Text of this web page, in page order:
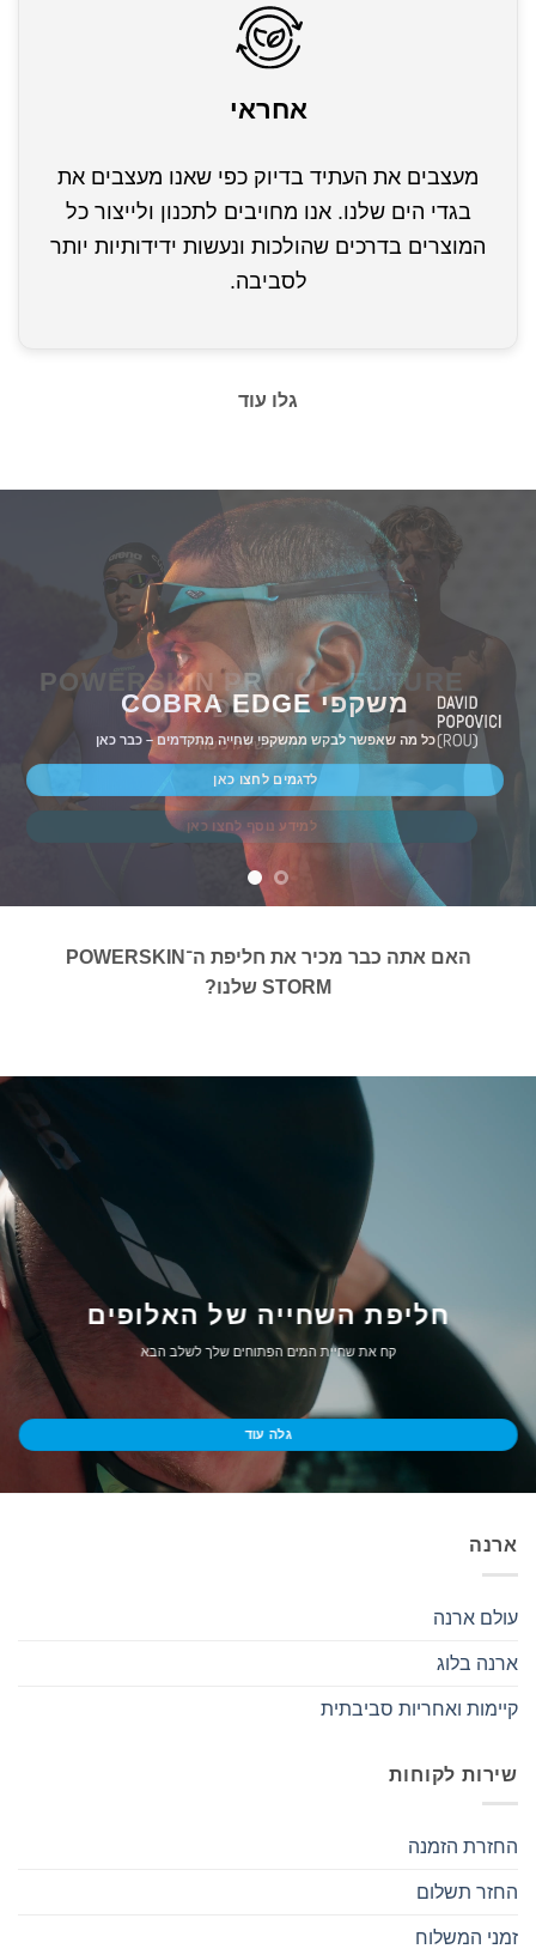
אחראי
מעצבים את העתיד בדיוק כפי שאנו מעצבים את
בגדי הים שלנו. אנו מחויבים לתכנון ולייצור כל
המוצרים בדרכים שהולכות ונעשות ידידותיות יותר
לסביבה.
גלו עוד
POWERSKIN PRIMO – FUTURE
DUSK
זמין עכשיו לרכישה
למידע נוסף לחצו כאן
משקפי COBRA EDGE
כל מה שאפשר לבקש ממשקפי שחייה מתקדמים – כבר כאן
לדגמים לחצו כאן
האם אתה כבר מכיר את חליפת ה־POWERSKIN
STORM שלנו?
חליפת השחייה של האלופים
קח את שחיית המים הפתוחים שלך לשלב הבא
גלה עוד
ארנה
עולם ארנה
ארנה בלוג
קיימות ואחריות סביבתית
שירות לקוחות
החזרת הזמנה
החזר תשלום
זמני המשלוח